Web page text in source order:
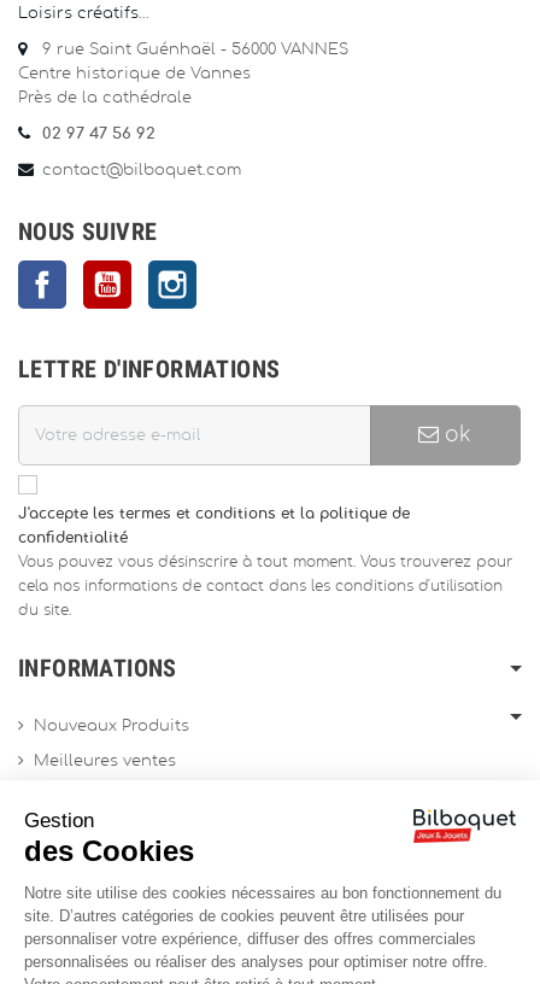
Loisirs créatifs…
9 rue Saint Guénhaël - 56000 VANNES
Centre historique de Vannes
Près de la cathédrale
02 97 47 56 92
contact@bilboquet.com
NOUS SUIVRE
FacebookYouTube
LETTRE D'INFORMATIONS
ok
J'accepte les termes et conditions et la politique de
confidentialité
Vous pouvez vous désinscrire à tout moment. Vous trouverez pour
cela nos informations de contact dans les conditions d'utilisation
du site.
INFORMATIONS
Nouveaux Produits
Meilleures ventes
Archives produits
Contactez-nous
Sitemap
Gestion
des Cookies
Notre site utilise des cookies nécessaires au bon fonctionnement du
site. D’autres catégories de cookies peuvent être utilisées pour
personnaliser votre expérience, diffuser des offres commerciales
personnalisées ou réaliser des analyses pour optimiser notre offre.